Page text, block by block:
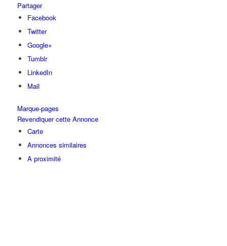
Partager
Facebook
Twitter
Google+
Tumblr
LinkedIn
Mail
Marque-pages
Revendiquer cette Annonce
Carte
Annonces similaires
A proximité